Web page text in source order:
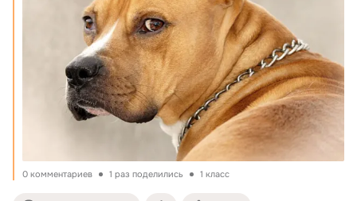
0 комментариев 1 раз поделились 1 класс